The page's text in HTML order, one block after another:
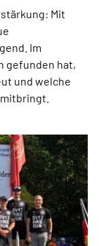
Mit
Im
gefunden hat,
und welche